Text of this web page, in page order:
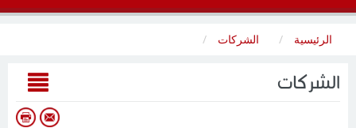
الرئيسية الشركات
الشركات